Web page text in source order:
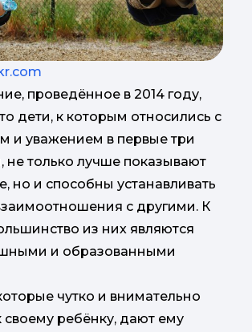
проведённое в 2014 году,
дети, к которым относились с
и уважением в первые три
не только лучше показывают
но и способны устанавливать
с другими. К
из них являются
и образованными
чутко и внимательно
своему ребёнку, дают ему